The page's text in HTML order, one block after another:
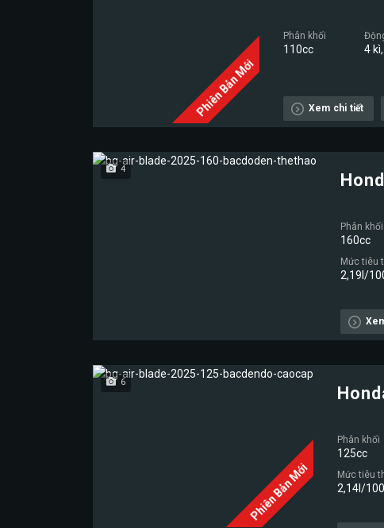
Phiên Bản Mới
Phân khối
110cc 4
Xem chi tiết
4
Phân khối
160cc
Mức tiêu
2,19l/
Phiên Bản Mới
6
Phân khối
125cc
Mức tiêu
2,14l/